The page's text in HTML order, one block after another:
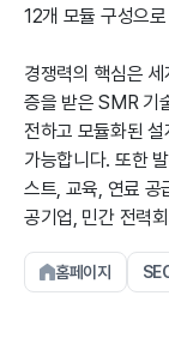
12개 모듈 구성으
경쟁력의 핵심은
증을 받은 SMR 기
전하고 모듈화된
가능합니다. 또한
스트, 교육, 연료 공
공기업, 민간 전력
홈페이지